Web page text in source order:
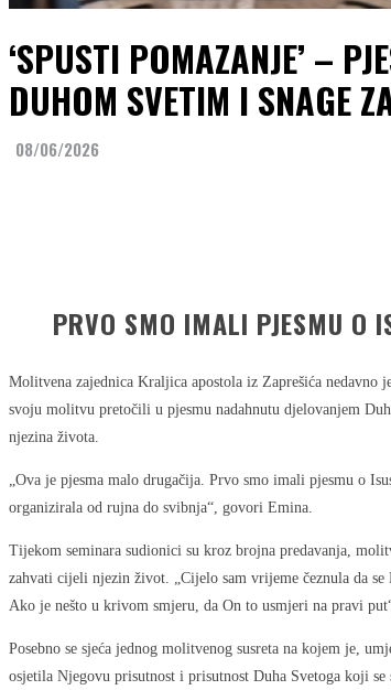
‘SPUSTI POMAZANJE’ –
DUHOM SVETIM I SNAGE
08/06/2026
PRVO SMO IMALI PJESMU O
Molitvena zajednica Kraljica apostola iz Zaprešića nedavno
svoju molitvu pretočili u pjesmu nadahnutu djelovanjem
njezina života.
„Ova je pjesma malo drugačija. Prvo smo imali pjesmu o
organizirala od rujna do svibnja“, govori Emina.
Tijekom seminara sudionici su kroz brojna predavanja,
zahvati cijeli njezin život. „Cijelo sam vrijeme čeznula da
Ako je nešto u krivom smjeru, da On to usmjeri na pravi
Posebno se sjeća jednog molitvenog susreta na kojem je,
osjetila Njegovu prisutnost i prisutnost Duha Svetoga koji se